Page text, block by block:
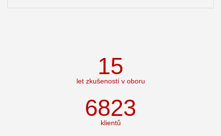
23
let zkušeností v oboru
10614
klientů